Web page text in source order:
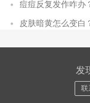
痘痘反复发作咋办
皮肤暗黄怎么变白
发
联